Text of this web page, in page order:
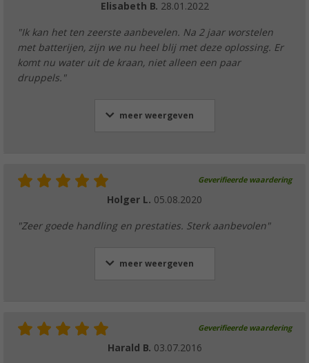
Elisabeth B. 28.01.2022
"Ik kan het ten zeerste aanbevelen. Na 2 jaar worstelen
met batterijen, zijn we nu heel blij met deze oplossing. Er
komt nu water uit de kraan, niet alleen een paar
druppels."
meer weergeven
Geverifieerde waardering
Holger L. 05.08.2020
"Zeer goede handling en prestaties. Sterk aanbevolen"
meer weergeven
Geverifieerde waardering
Harald B. 03.07.2016